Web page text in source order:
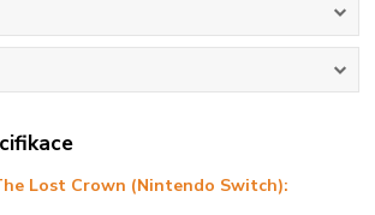
Lost Crown (Nintendo Switch):